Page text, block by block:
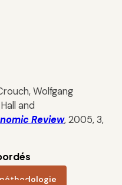
Wolfgang
and
Review, 2005, 3,